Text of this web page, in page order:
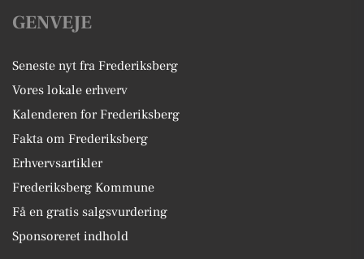
GENVEJE
Seneste nyt fra Frederiksberg
Vores lokale erhverv
Kalenderen for Frederiksberg
Fakta om Frederiksberg
Erhvervsartikler
Frederiksberg Kommune
Få en gratis salgsvurdering
Sponsoreret indhold